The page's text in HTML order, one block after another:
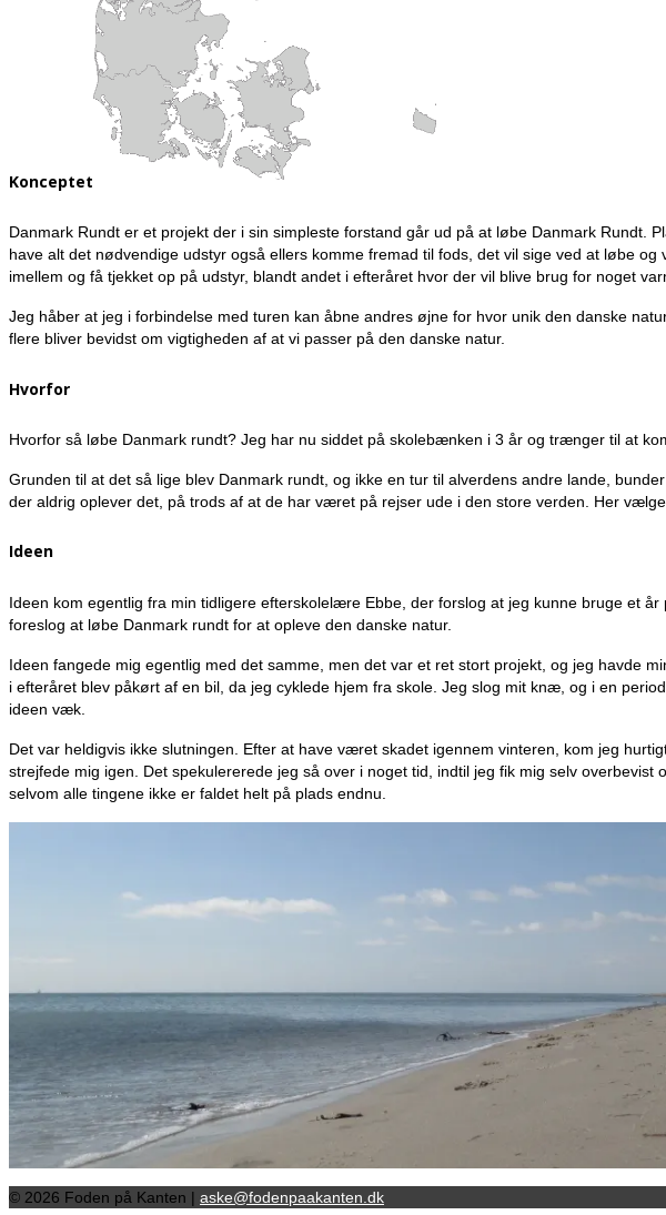
Konceptet
Danmark Rundt er et projekt der i sin simpleste forstand går ud på at løbe Danmark
have alt det nødvendige udstyr også ellers komme fremad til fods, det vil sige ved at løbe
imellem og få tjekket op på udstyr, blandt andet i efteråret hvor der vil blive brug for noget
Jeg håber at jeg i forbindelse med turen kan åbne andres øjne for hvor unik den danske
flere bliver bevidst om vigtigheden af at vi passer på den danske natur.
Hvorfor
Hvorfor så løbe Danmark rundt? Jeg har nu siddet på skolebænken i 3 år og trænger til at
Grunden til at det så lige blev Danmark rundt, og ikke en tur til alverdens andre lande,
der aldrig oplever det, på trods af at de har været på rejser ude i den store verden. Her
Ideen
Ideen kom egentlig fra min tidligere efterskolelære Ebbe, der forslog at jeg kunne bruge et
foreslog at løbe Danmark rundt for at opleve den danske natur.
Ideen fangede mig egentlig med det samme, men det var et ret stort projekt, og jeg havde
i efteråret blev påkørt af en bil, da jeg cyklede hjem fra skole. Jeg slog mit knæ, og i en
ideen væk.
Det var heldigvis ikke slutningen. Efter at have været skadet igennem vinteren, kom jeg
strejfede mig igen. Det spekulererede jeg så over i noget tid, indtil jeg fik mig selv
selvom alle tingene ikke er faldet helt på plads endnu.
© 2026 Foden på Kanten | aske@fodenpaakanten.dk